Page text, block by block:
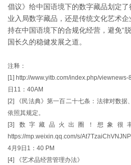
倡议》给中国语境下的数字藏品划定
业入局数字藏品，还是传统文化艺术
持在中国语境下的合规化经营，避免“
国长久的稳健发展之道。
注释：
[1] http://www.yitb.com/index.php/
日11：40AM
[2] 《民法典》第一百二十七条：法律对数据
依照其规定。
[3] 数字藏品火出圈！想象很
https://mp.weixin.qq.com/s/
4月9日1：40 PM
[4] 《艺术品经营管理办法》